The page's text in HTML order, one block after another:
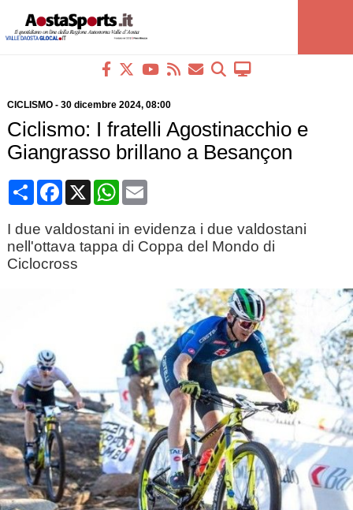
CICLISMO- 30 dicembre 2024, 08:00
Ciclismo: I fratelli Agostinacchio e
Giangrasso brillano a Besançon
CondividiFacebook
X WhatsApp
Email
I due valdostani in evidenza i due valdostani
nell'ottava tappa di Coppa del Mondo di
Ciclocross